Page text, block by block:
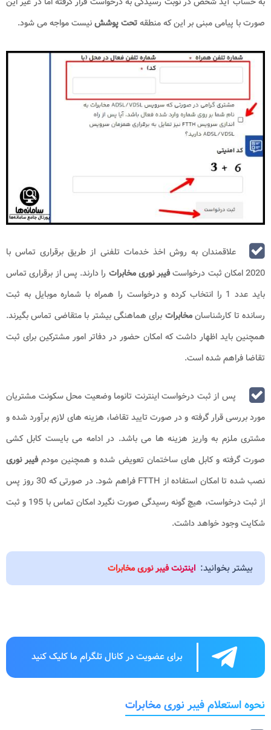
صورت با پیامی مبنی بر این که منطقهتحت پوششنیست مواجه می شود.
علاقمندان به روش اخذ خدمات تلفنی از طریق برقراری تماس با
2020 امکان ثبت درخواست
فیبر نوری مخابرات را دارند. پس از برقراری تماس
باید عدد 1 را انتخاب کرده و درخواست را همراه با شماره موبایل به ثبت
رسانده تا کارشناسانمخابرات برای هماهنگی بیشتر با متقاضی تماس بگیرند.
همچنین باید اظهار داشت که امکان حضور در دفاتر امور مشترکین برای ثبت
تقاضا فراهم شده است.
پس از ثبت درخواست اینترنت تانوما وضعیت محل سکونت مشتریان
مورد بررسی قرار گرفته و در صورت تایید تقاضا، هزینه های لازم برآورد شده و
مشتری ملزم به واریز هزینه ها می باشد. در ادامه می بایست کابل کشی
صورت گرفته و کابل های ساختمان تعویض شده و همچنین مودمفیبر نوری
نصب شده تا امکان استفاده از FTTH فراهم شود. در صورتی که 30 روز پس
از ثبت درخواست، هیچ گونه رسیدگی صورت نگیرد امکان تماس با 195 و ثبت
شکایت وجود خواهد داشت.
بیشتر بخوانید: اینترنت فیبر نوری مخابرات
برای عضویت در کانال تلگرام ما کلیک کنید
نحوه استعلام فیبر نوری مخابرات